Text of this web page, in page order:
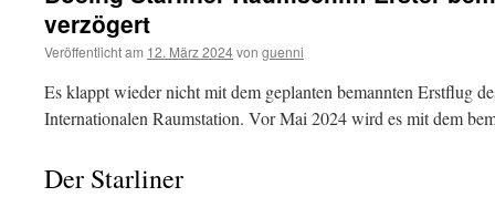
verzögert
Veröffentlicht am 12. März 2024von guenni
Es klappt wieder nicht mit dem geplanten bemannten Erstflug
Internationalen Raumstation. Vor Mai 2024 wird es mit dem
Der Starliner